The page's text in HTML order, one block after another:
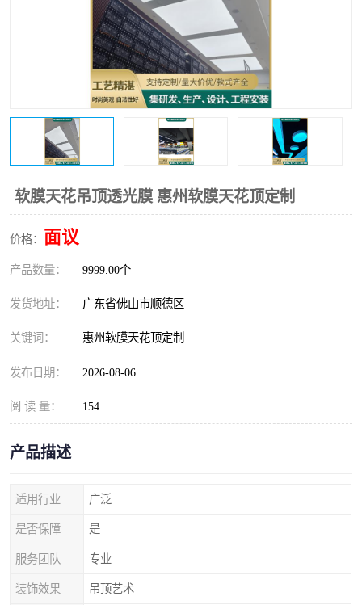
软膜天花吊顶透光膜 惠州软膜天花顶定制
价格： 面议
产品数量： 9999.00个
发货地址： 广东省佛山市顺德区
关键词： 惠州软膜天花顶定制
发布日期： 2026-08-06
阅 读 量： 154
产品描述
适用行业 广泛
是否保障 是
服务团队 专业
装饰效果 吊顶艺术